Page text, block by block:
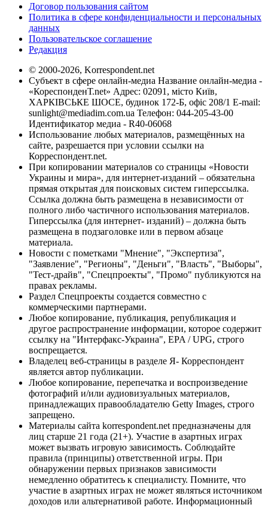
Договор пользования сайтом
Политика в сфере конфиденциальности и персональных
данных
Пользовательское соглашение
Редакция
© 2000-2026, Korrespondent.net
Субъект в сфере онлайн-медиа Название онлайн-медиа -
«КореспонденТ.net» Адрес: 02091, місто Київ,
ХАРКІВСЬКЕ ШОСЕ, будинок 172-Б, офіс 208/1 E-mail:
sunlight@mediadim.com.ua Телефон: 044-205-43-00
Идентификатор медиа - R40-06068
Использование любых материалов, размещённых на
сайте, разрешается при условии ссылки на
Корреспондент.net.
При копировании материалов со страницы «Новости
Украины и мира», для интернет-изданий – обязательна
прямая открытая для поисковых систем гиперссылка.
Ссылка должна быть размещена в независимости от
полного либо частичного использования материалов.
Гиперссылка (для интернет- изданий) – должна быть
размещена в подзаголовке или в первом абзаце
материала.
Новости с пометками "Мнение", "Экспертиза",
"Заявление", "Регионы", "Деньги", "Власть", "Выборы",
"Тест-драйв", "Спецпроекты", "Промо" публикуются на
правах рекламы.
Раздел Спецпроекты создается совместно с
коммерческими партнерами.
Любое копирование, публикация, републикация и
другое распространение информации, которое содержит
ссылку на "Интерфакс-Украина", EPA / UPG, строго
воспрещается.
Владелец веб-страницы в разделе Я- Корреспондент
является автор публикации.
Любое копирование, перепечатка и воспроизведение
фотографий и/или аудиовизуальных материалов,
принадлежащих правообладателю Getty Images, строго
запрещено.
Материалы сайта korrespondent.net предназначены для
лиц старше 21 года (21+). Участие в азартных играх
может вызвать игровую зависимость. Соблюдайте
правила (принципы) ответственной игры. При
обнаружении первых признаков зависимости
немедленно обратитесь к специалисту. Помните, что
участие в азартных играх не может являться источником
доходов или альтернативой работе. Информационный